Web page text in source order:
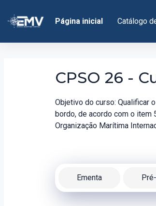
Página inicial
Catálogo
CPSO 26 -
Objetivo do curso: Qualificar
bordo, de acordo com o item
Organização Marítima
Ementa